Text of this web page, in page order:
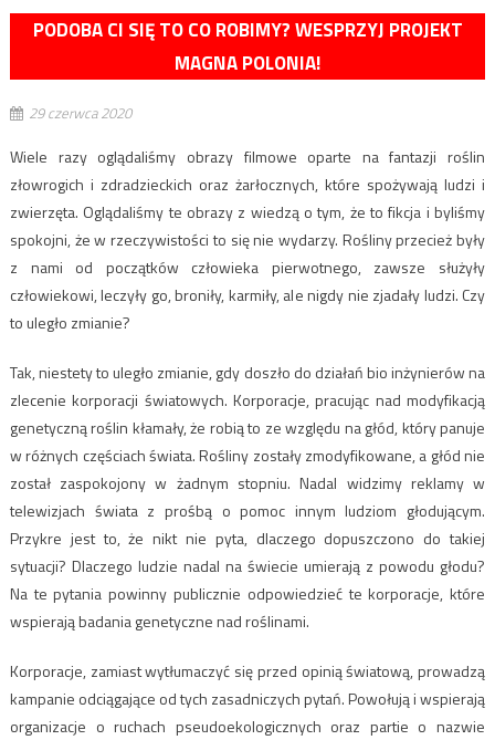
PODOBA CI SIĘ TO CO ROBIMY? WESPRZYJ PROJEKT
MAGNA POLONIA!
29 czerwca 2020
Wiele razy oglądaliśmy obrazy filmowe oparte na fantazji roślin
złowrogich i zdradzieckich oraz żarłocznych, które spożywają ludzi i
zwierzęta. Oglądaliśmy te obrazy z wiedzą o tym, że to fikcja i byliśmy
spokojni, że w rzeczywistości to się nie wydarzy. Rośliny przecież były
z nami od początków człowieka pierwotnego, zawsze służyły
człowiekowi, leczyły go, broniły, karmiły, ale nigdy nie zjadały ludzi. Czy
to uległo zmianie?
Tak, niestety to uległo zmianie, gdy doszło do działań bio inżynierów na
zlecenie korporacji światowych. Korporacje, pracując nad modyfikacją
genetyczną roślin kłamały, że robią to ze względu na głód, który panuje
w różnych częściach świata. Rośliny zostały zmodyfikowane, a głód nie
został zaspokojony w żadnym stopniu. Nadal widzimy reklamy w
telewizjach świata z prośbą o pomoc innym ludziom głodującym.
Przykre jest to, że nikt nie pyta, dlaczego dopuszczono do takiej
sytuacji? Dlaczego ludzie nadal na świecie umierają z powodu głodu?
Na te pytania powinny publicznie odpowiedzieć te korporacje, które
wspierają badania genetyczne nad roślinami.
Korporacje, zamiast wytłumaczyć się przed opinią światową, prowadzą
kampanie odciągające od tych zasadniczych pytań. Powołują i wspierają
organizacje o ruchach pseudoekologicznych oraz partie o nazwie